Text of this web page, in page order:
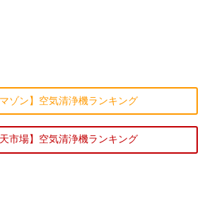
ゾン】空気清浄機ランキング
市場】空気清浄機ランキング